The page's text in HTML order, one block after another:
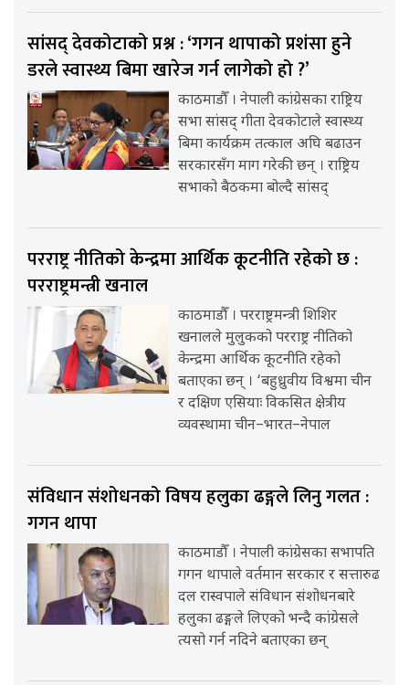
सांसद् देवकोटाको प्रश्न : ‘गगन थापाको प्रशंसा हुने
डरले स्वास्थ्य बिमा खारेज गर्न लागेको हो ?’
काठमाडौँ । नेपाली कांग्रेसका राष्ट्रिय
सभा सांसद् गीता देवकोटाले स्वास्थ्य
बिमा कार्यक्रम तत्काल अघि बढाउन
सरकारसँग माग गरेकी छन् । राष्ट्रिय
सभाको बैठकमा बोल्दै सांसद्
परराष्ट्र नीतिको केन्द्रमा आर्थिक कूटनीति रहेको छ :
परराष्ट्रमन्त्री खनाल
काठमाडौँ । परराष्ट्रमन्त्री शिशिर
खनालले मुलुकको परराष्ट्र नीतिको
केन्द्रमा आर्थिक कूटनीति रहेको
बताएका छन् । ‘बहुध्रुवीय विश्वमा चीन
र दक्षिण एसियाः विकसित क्षेत्रीय
व्यवस्थामा चीन–भारत–नेपाल
संविधान संशोधनको विषय हलुका ढङ्गले लिनु गलत :
गगन थापा
काठमाडौँ । नेपाली कांग्रेसका सभापति
गगन थापाले वर्तमान सरकार र सत्तारुढ
दल रास्वपाले संविधान संशोधनबारे
हलुका ढङ्गले लिएको भन्दै कांग्रेसले
त्यसो गर्न नदिने बताएका छन्